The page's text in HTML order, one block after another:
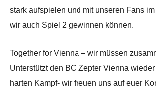
stark aufspielen und mit unseren Fans
wir auch Spiel 2 gewinnen können.
Together for Vienna – wir müssen
Unterstützt den BC Zepter Vienna
harten Kampf- wir freuen uns auf euer